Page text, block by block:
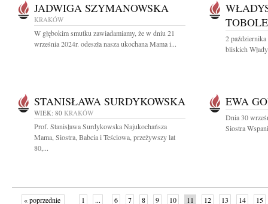
JADWIGA SZYMANOWSKA
KRAKÓW
W głębokim smutku zawiadamiamy, że w dniu 21
września 2024r. odeszła nasza ukochana Mama i...
2
bliskich
STANISŁAWA SURDYKOWSKA
WIEK: 80 KRAKÓW
Prof. Stanisława Surdykowska Najukochańsza
Mama, Siostra, Babcia i Teściowa, przeżywszy lat
80,...
EWA
Dnia 30
Siostra
« poprzednie 1 ... 6 7 8 9 10 11 12 13 14 15